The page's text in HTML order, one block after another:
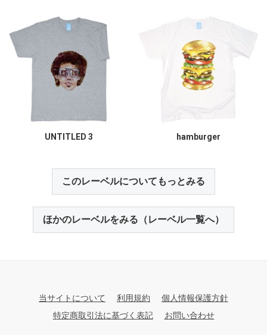
UNTITLED 3 hamburger
このレーベルについてもっとみる
ほかのレーベルをみる（レーベル一覧へ）
当サイトについて 利用規約
個人情報保護方針
特定商取引法に基づく表記
お問い合わせ